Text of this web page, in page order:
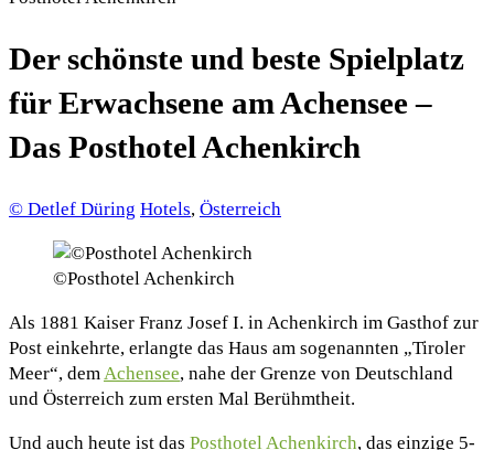
Der schönste und beste Spielplatz
für Erwachsene am Achensee –
Das Posthotel Achenkirch
© Detlef Düring Hotels, Österreich
©Posthotel Achenkirch
Als 1881 Kaiser Franz Josef I. in Achenkirch im Gasthof zur
Post einkehrte, erlangte das Haus am sogenannten „Tiroler
Meer“, dem Achensee, nahe der Grenze von Deutschland
und Österreich zum ersten Mal Berühmtheit.
Und auch heute ist das Posthotel Achenkirch, das einzige 5-